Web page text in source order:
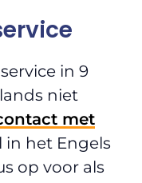
in 9
niet
met
in het Engels
op voor als